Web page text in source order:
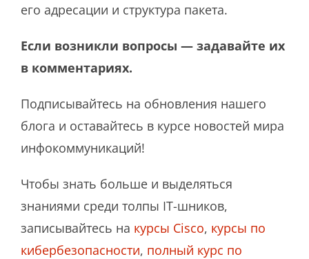
его адресации и структура пакета.
Если возникли вопросы — задавайте их
в комментариях.
Подписывайтесь на обновления нашего
блога и оставайтесь в курсе новостей мира
инфокоммуникаций!
Чтобы знать больше и выделяться
знаниями среди толпы IT-шников,
записывайтесь на курсы Cisco, курсы по
кибербезопасности, полный курс по